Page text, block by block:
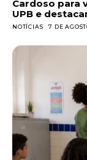
Cardoso para
UPB e
NOTÍCIAS 7 DE